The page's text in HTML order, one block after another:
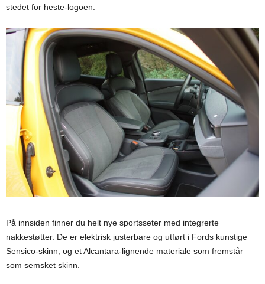
stedet for heste-logoen.
På innsiden finner du helt nye sportsseter med integrerte
nakkestøtter. De er elektrisk justerbare og utført i Fords kunstige
Sensico-skinn, og et Alcantara-lignende materiale som fremstår
som semsket skinn.